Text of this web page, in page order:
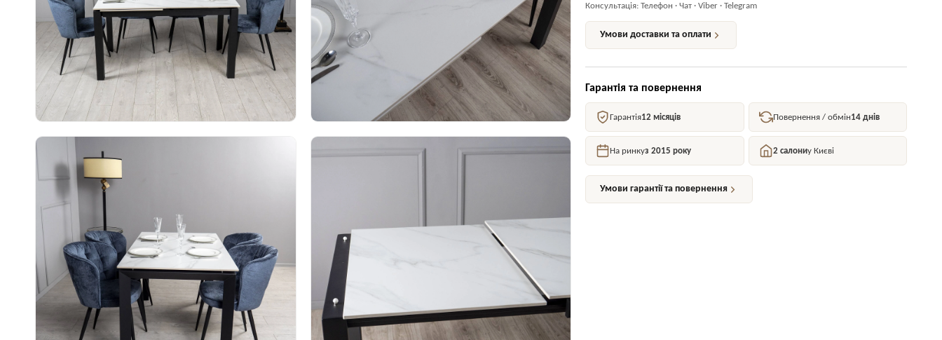
Консультація: Телефон · Чат · Viber · Telegram
Умови доставки та оплати
Гарантія та повернення
Гарантія12 місяців Повернення / обмін14 днів
На ринкуз 2015 року 2 салониу Києві
Умови гарантії та повернення